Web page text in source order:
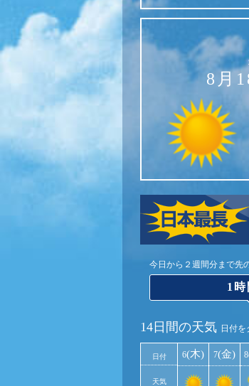
8月
今日から２週間分まで先
1
14日間の天気 日付を
日付
天気
6(木) 7(金) 8